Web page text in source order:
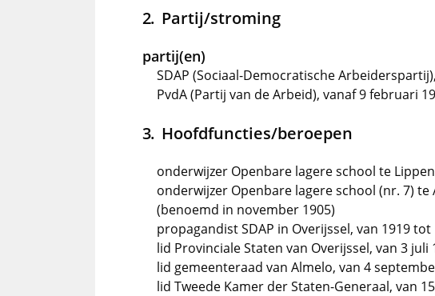
Partij/stroming
partij(en)
SDAP (Sociaal-Democratische
PvdA (Partij van de Arbeid), vanaf 9 februari
Hoofdfuncties/beroepen
onderwijzer Openbare lagere school te
onderwijzer Openbare lagere school (nr. 7)
(benoemd in november 1905)
propagandist SDAP in Overijssel, van 1919 tot
lid Provinciale Staten van Overijssel, van 3
lid gemeenteraad van Almelo, van 4
lid Tweede Kamer der Staten-Generaal, van